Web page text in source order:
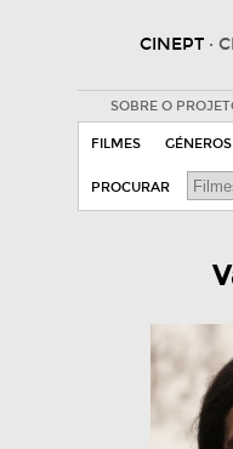
CINEPT ·
SOBRE O
FILMES GÉNEROS
PROCURAR